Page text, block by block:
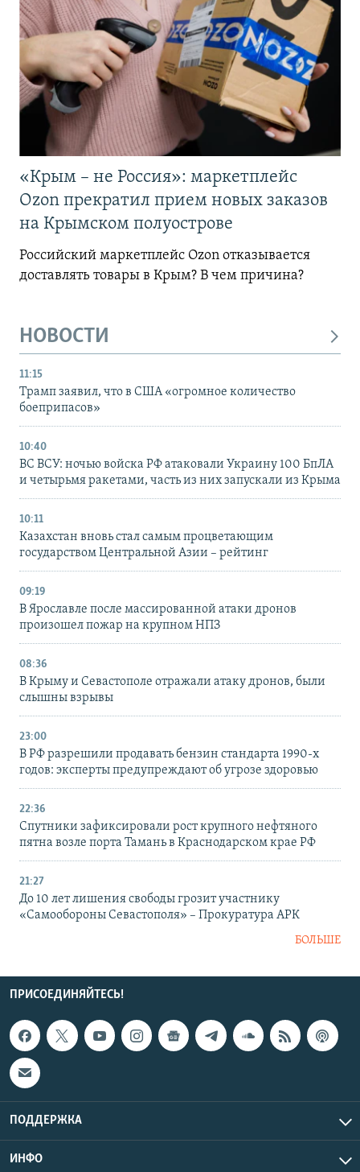
«Крым – не Россия»: маркетплейс
Ozon прекратил прием новых заказов
на Крымском полуострове
Российский маркетплейс Ozon отказывается
доставлять товары в Крым? В чем причина?
НОВОСТИ
11:15
Трамп заявил, что в США «огромное количество
боеприпасов»
10:40
ВС ВСУ: ночью войска РФ атаковали Украину 100 БпЛА
и четырьмя ракетами, часть из них запускали из Крыма
10:11
Казахстан вновь стал самым процветающим
государством Центральной Азии – рейтинг
09:19
В Ярославле после массированной атаки дронов
произошел пожар на крупном НПЗ
08:36
В Крыму и Севастополе отражали атаку дронов, были
слышны взрывы
23:00
В РФ разрешили продавать бензин стандарта 1990-х
годов: эксперты предупреждают об угрозе здоровью
22:36
Спутники зафиксировали рост крупного нефтяного
пятна возле порта Тамань в Краснодарском крае РФ
21:27
До 10 лет лишения свободы грозит участнику
«Самообороны Севастополя» – Прокуратура АРК
БОЛЬШЕ
ПРИСОЕДИНЯЙТЕСЬ!
ПОДДЕРЖКА
ИНФО